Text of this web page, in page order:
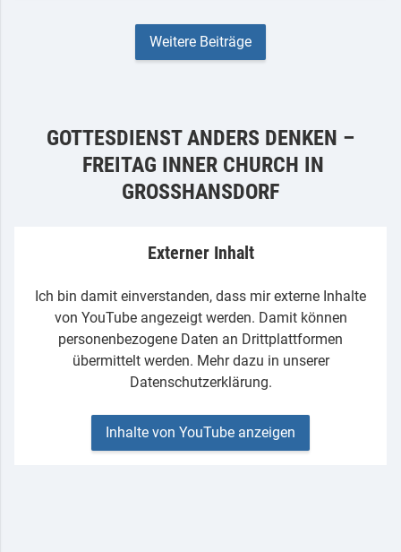
Weitere Beiträge
GOTTESDIENST ANDERS DENKEN –
FREITAG INNER CHURCH IN
GROSSHANSDORF
Externer Inhalt
Ich bin damit einverstanden, dass mir externe Inhalte
von YouTube angezeigt werden. Damit können
personenbezogene Daten an Drittplattformen
übermittelt werden. Mehr dazu in unserer
Datenschutzerklärung.
Inhalte von YouTube anzeigen